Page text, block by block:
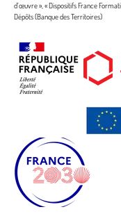
d’œuvre », « Dispositifs France
Dépôts (Banque des Territoires)